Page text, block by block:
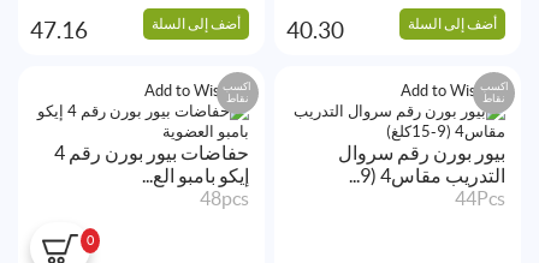
0
أضف إلى السلة 40.30 أضف إلى السلة 47.16
Add to Wishlist
اكسب
نقاط
بيور بورن رقم سروال
التدريب مقاس4 (9...
44Pcs
Add to Wishlist
اكسب
نقاط
حفاضات بيور بورن رقم 4
إيكو بامبو الع...
48pcs